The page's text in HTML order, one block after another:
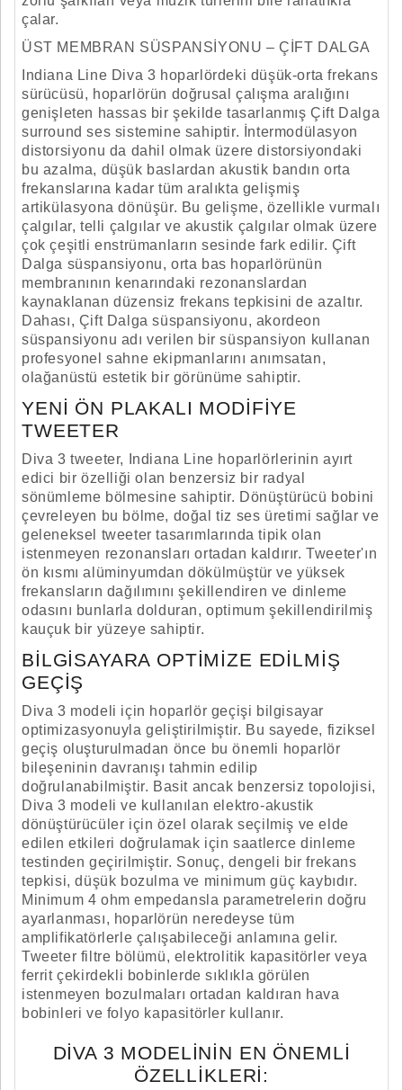
çalar.
ÜST MEMBRAN SÜSPANSIYONU – ÇIFT DALGA
Indiana Line Diva 3 hoparlördeki düşük-orta frekans
sürücüsü, hoparlörün doğrusal çalışma aralığını
genişleten hassas bir şekilde tasarlanmış Çift Dalga
surround ses sistemine sahiptir. İntermodülasyon
distorsiyonu da dahil olmak üzere distorsiyondaki
bu azalma, düşük baslardan akustik bandın orta
frekanslarına kadar tüm aralıkta gelişmiş
artikülasyona dönüşür. Bu gelişme, özellikle vurmalı
çalgılar, telli çalgılar ve akustik çalgılar olmak üzere
çok çeşitli enstrümanların sesinde fark edilir. Çift
Dalga süspansiyonu, orta bas hoparlörünün
membranının kenarındaki rezonanslardan
kaynaklanan düzensiz frekans tepkisini de azaltır.
Dahası, Çift Dalga süspansiyonu, akordeon
süspansiyonu adı verilen bir süspansiyon kullanan
profesyonel sahne ekipmanlarını anımsatan,
olağanüstü estetik bir görünüme sahiptir.
YENI ÖN PLAKALI MODIFIYE
TWEETER
Diva 3 tweeter, Indiana Line hoparlörlerinin ayırt
edici bir özelliği olan benzersiz bir radyal
sönümleme bölmesine sahiptir. Dönüştürücü bobini
çevreleyen bu bölme, doğal tiz ses üretimi sağlar ve
geleneksel tweeter tasarımlarında tipik olan
istenmeyen rezonansları ortadan kaldırır. Tweeter'ın
ön kısmı alüminyumdan dökülmüştür ve yüksek
frekansların dağılımını şekillendiren ve dinleme
odasını bunlarla dolduran, optimum şekillendirilmiş
kauçuk bir yüzeye sahiptir.
BILGISAYARA OPTIMIZE EDILMIŞ
GEÇIŞ
Diva 3 modeli için hoparlör geçişi bilgisayar
optimizasyonuyla geliştirilmiştir. Bu sayede, fiziksel
geçiş oluşturulmadan önce bu önemli hoparlör
bileşeninin davranışı tahmin edilip
doğrulanabilmiştir. Basit ancak benzersiz topolojisi,
Diva 3 modeli ve kullanılan elektro-akustik
dönüştürücüler için özel olarak seçilmiş ve elde
edilen etkileri doğrulamak için saatlerce dinleme
testinden geçirilmiştir. Sonuç, dengeli bir frekans
tepkisi, düşük bozulma ve minimum güç kaybıdır.
Minimum 4 ohm empedansla parametrelerin doğru
ayarlanması, hoparlörün neredeyse tüm
amplifikatörlerle çalışabileceği anlamına gelir.
Tweeter filtre bölümü, elektrolitik kapasitörler veya
ferrit çekirdekli bobinlerde sıklıkla görülen
istenmeyen bozulmaları ortadan kaldıran hava
bobinleri ve folyo kapasitörler kullanır.
DIVA 3 MODELININ EN ÖNEMLI
ÖZELLIKLERI: